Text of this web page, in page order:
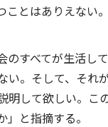
ことはありえない
のすべてが生活し
い。そして、それ
明して欲しい。こ
と指摘する。